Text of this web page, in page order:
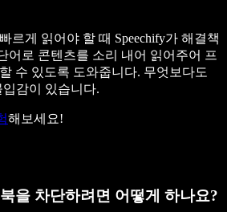
르게 읽어야 할 때 Speechify가 해결책
어로 콘텐츠를 소리 내어 읽어주어 프
수 있도록 도와줍니다. 무엇보다도
입감이 있습니다.
해보세요!
을 차단하려면 어떻게 하나요?